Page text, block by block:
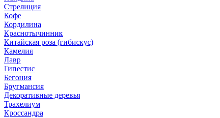
Стрелиция
Кофе
Кордилина
Краснотычинник
Китайская роза (гибискус)
Камелия
Лавр
Гипестис
Бегония
Бругмансия
Декоративные деревья
Трахелиум
Кроссандра